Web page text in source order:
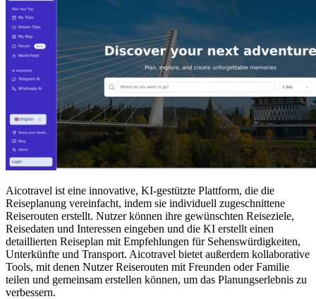
Aicotravel ist eine innovative, KI-gestützte Plattform, die die
Reiseplanung vereinfacht, indem sie individuell zugeschnittene
Reiserouten erstellt. Nutzer können ihre gewünschten Reiseziele,
Reisedaten und Interessen eingeben und die KI erstellt einen
detaillierten Reiseplan mit Empfehlungen für Sehenswürdigkeiten,
Unterkünfte und Transport. Aicotravel bietet außerdem kollaborative
Tools, mit denen Nutzer Reiserouten mit Freunden oder Familie
teilen und gemeinsam erstellen können, um das Planungserlebnis zu
verbessern.